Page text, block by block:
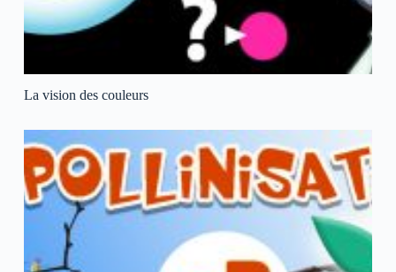
La vision des couleurs